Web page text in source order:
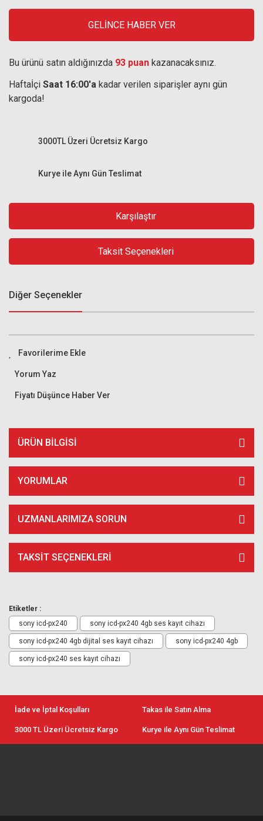
GELİNCE HABER VER
Bu ürünü satın aldığınızda 93 puan kazanacaksınız.
Haftaİçi Saat 16:00'a kadar verilen siparişler aynı gün
kargoda!
Kurye ile Aynı Gün Teslimat
3000TL Üzeri Ücretsiz Kargo
Karşılaştır
Taksit Seçenekleri
Diğer Seçenekler
Yorum Yaz
Fiyatı Düşünce Haber Ver
ÜRÜN BILGISI
YORUMLAR
UZMANLARIMIZA SORUN
TAKSIT SEÇENEKLERI
Etiketler :
sony icd-px240
sony icd-px240 4gb ses kayıt cihazı
sony icd-px240 4gb dijital ses kayıt cihazı sony icd-px240 4gb
sony icd-px240 ses kayıt cihazı
İade ve İptal Koşulları Takas ile Satın Alma
3000 TL Üzeri Ücretsiz Kargo Kurye ile Aynı Gün Teslimat